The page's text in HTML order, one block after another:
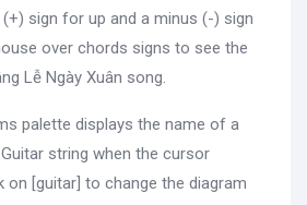
sign for up and a minus (-) sign
over chords signs to see the
Lễ Ngày Xuân song.
palette displays the name of a
string when the cursor
on [guitar] to change the diagram